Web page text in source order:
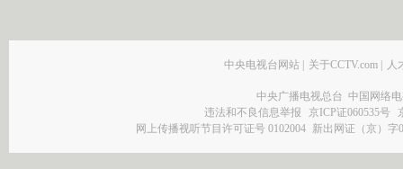
中央电视台网站 关于CCTV.com 人
中央广播电视总台 中国网络
违法和不良信息举报
京ICP证060535号
网上传播视听节目许可证号 0102004 新出网证（京）